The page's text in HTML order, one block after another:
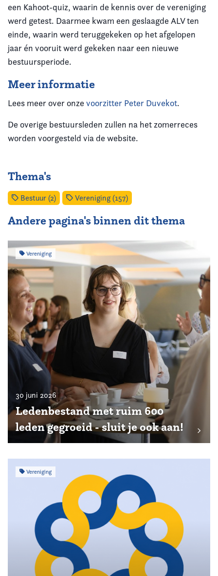
een Kahoot-quiz, waarin de kennis over de vereniging
werd getest. Daarmee kwam een geslaagde ALV ten
einde, waarin werd teruggekeken op het afgelopen
jaar én vooruit werd gekeken naar een nieuwe
bestuursperiode.
Meer informatie
Lees meer over onze voorzitter Peter Duvekot.
De overige bestuursleden zullen na het zomerreces
worden voorgesteld via de website.
Thema's
Bestuur (2) Vereniging (157)
Andere pagina's binnen dit thema
Vereniging
30 juni 2026
Ledenbestand met ruim 600
leden gegroeid - sluit je ook aan!
Vereniging